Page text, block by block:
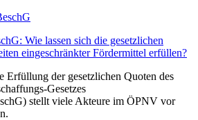
Wie lassen sich die gesetzlichen
eingeschränkter Fördermittel erfüllen?
Erfüllung der gesetzlichen Quoten des
Gesetzes
stellt viele Akteure im ÖPNV vor